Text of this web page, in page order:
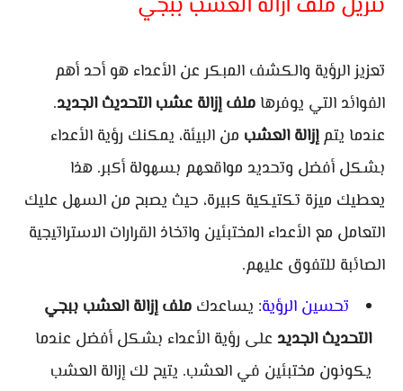
تنزيل ملف ازالة العشب ببجي
تعزيز الرؤية والكشف المبكر عن الأعداء هو أحد أهم
الفوائد التي يوفرها ملف إزالة عشب التحديث الجديد.
عندما يتمإزالة العشب من البيئة، يمكنك رؤية الأعداء
بشكل أفضل وتحديد مواقعهم بسهولة أكبر. هذا
يعطيك ميزة تكتيكية كبيرة، حيث يصبح من السهل عليك
التعامل مع الأعداء المختبئين واتخاذ القرارات الاستراتيجية
الصائبة للتفوق عليهم.
تحسين الرؤية: يساعدك ملف إزالة العشب ببجي
التحديث الجديد على رؤية الأعداء بشكل أفضل عندما
يكونون مختبئين في العشب. يتيح لك إزالة العشب